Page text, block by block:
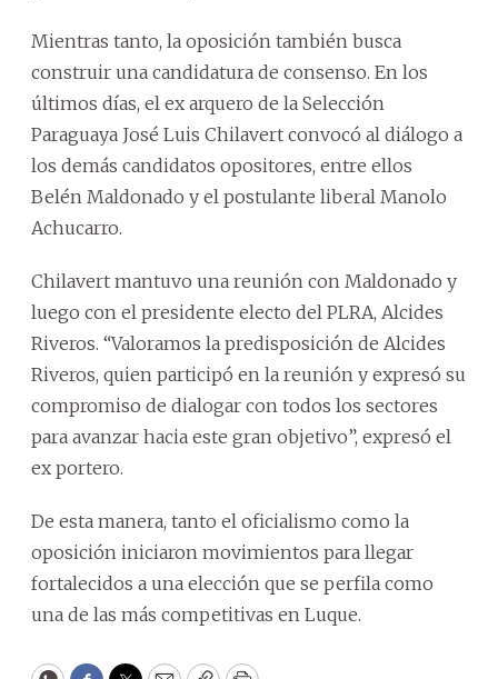
Mientras tanto, la oposición también busca
construir una candidatura de consenso. En los
últimos días, el ex arquero de la Selección
Paraguaya José Luis Chilavert convocó al diálogo a
los demás candidatos opositores, entre ellos
Belén Maldonado y el postulante liberal Manolo
Achucarro.
Chilavert mantuvo una reunión con Maldonado y
luego con el presidente electo del PLRA, Alcides
Riveros. “Valoramos la predisposición de Alcides
Riveros, quien participó en la reunión y expresó su
compromiso de dialogar con todos los sectores
para avanzar hacia este gran objetivo”, expresó el
ex portero.
De esta manera, tanto el oficialismo como la
oposición iniciaron movimientos para llegar
fortalecidos a una elección que se perfila como
una de las más competitivas en Luque.